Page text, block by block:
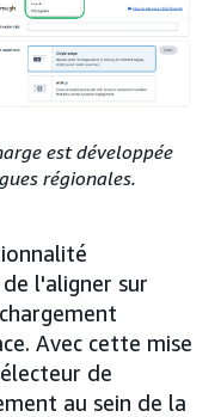
est développée
régionales.
l'aligner sur
Avec cette mise
de
au sein de la